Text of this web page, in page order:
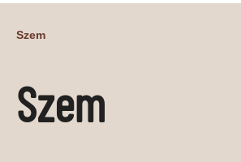
KUTYULVA – HÍREK
CUKI ÉLETKÉPEK
Szem
Szem